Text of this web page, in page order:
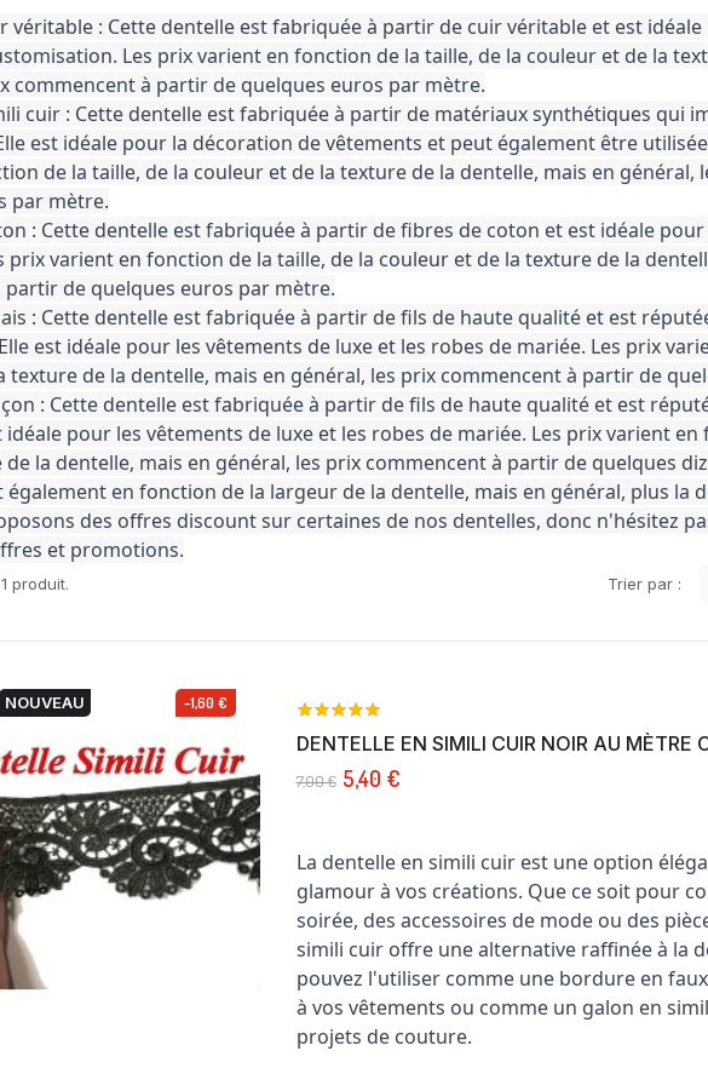
véritable : Cette dentelle est fabriquée à partir de cuir véritable et est
Les prix varient en fonction de la taille, de la couleur et de la
commencent à partir de quelques euros par mètre.
cuir : Cette dentelle est fabriquée à partir de matériaux synthétiques qui
est idéale pour la décoration de vêtements et peut également être
de la taille, de la couleur et de la texture de la dentelle, mais en
par mètre.
: Cette dentelle est fabriquée à partir de fibres de coton et est idéale
prix varient en fonction de la taille, de la couleur et de la texture de la
partir de quelques euros par mètre.
: Cette dentelle est fabriquée à partir de fils de haute qualité et est
est idéale pour les vêtements de luxe et les robes de mariée. Les prix
texture de la dentelle, mais en général, les prix commencent à partir de
: Cette dentelle est fabriquée à partir de fils de haute qualité et est
idéale pour les vêtements de luxe et les robes de mariée. Les prix varient
de la dentelle, mais en général, les prix commencent à partir de quelques
également en fonction de la largeur de la dentelle, mais en général, plus la
des offres discount sur certaines de nos dentelles, donc n'hésitez
et promotions.
produit. Trier par :
NOUVEAU -1,60 €
DENTELLE EN SIMILI CUIR NOIR AU MÈTRE
7,00 € 5,40 €
La dentelle en simili cuir est une option
glamour à vos créations. Que ce soit pour
soirée, des accessoires de mode ou des
simili cuir offre une alternative raffinée à la
pouvez l'utiliser comme une bordure en
à vos vêtements ou comme un galon en
projets de couture.